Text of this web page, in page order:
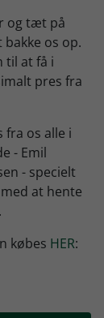
og tæt på
os op.
til at få i
pres fra
os alle i
- Emil
- specielt
at hente
købes HER: